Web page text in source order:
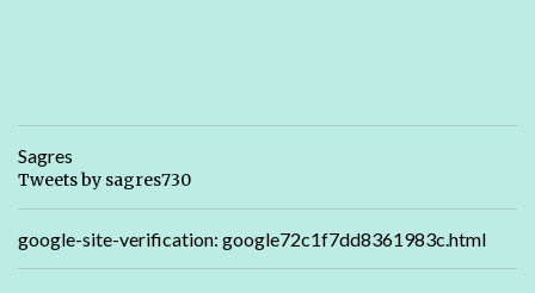
Sagres
Tweets by sagres730
google-site-verification: google72c1f7dd8361983c.html